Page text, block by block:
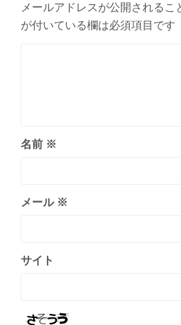
メールアドレスが公開されるこ
が付いている欄は必須項目です
名前 ※
メール ※
サイト